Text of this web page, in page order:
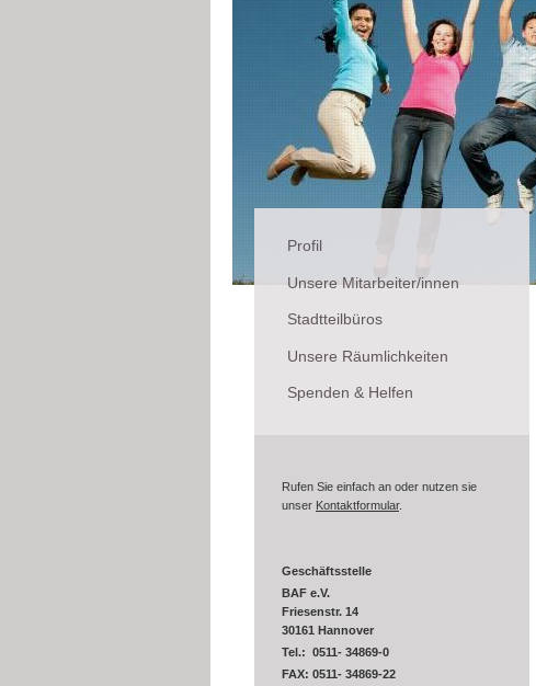
Profil
Unsere Mitarbeiter/innen
Stadtteilbüros
Unsere Räumlichkeiten
Spenden & Helfen
Rufen Sie einfach an oder nutzen sie
unser Kontaktformular.
Geschäftsstelle
BAF e.V.
Friesenstr. 14
30161 Hannover
Tel.: 0511- 34869-0
FAX: 0511- 34869-22